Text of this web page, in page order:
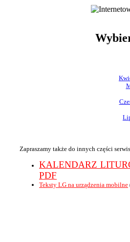
Zapraszamy także do innych części
KALENDARZ
PDF
Teksty LG na urządzenia mobilne